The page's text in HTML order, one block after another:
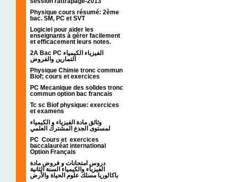
Physique cours résumé: 2ème
bac. SM, PC et SVT
Logiciel pour aider les
enseignants à gérer facilement
et efficacement leurs notes.
2A Bac PC الفيزياء الكيمياء
التمارين والفروض
Physique Chimie tronc commun
Biof; cours et exercices
PC Mecanique des solides tronc
commun option bac francais
Tc sc Biof physique: exercices
et examens
وثائق مادة الفيزياء و الكيمياء
PC Cours et exercices
baccalauréat international
Option Français
دروس امتحانات و فروض مادة
الفيزياء والكيمياء السنة الثانية
باكالوريا مسلك علوم الحياة والأرض